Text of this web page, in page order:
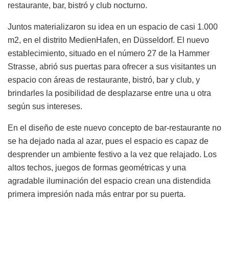
restaurante, bar, bistró y club nocturno.
Juntos materializaron su idea en un espacio de casi 1.000
m2, en el distrito MedienHafen, en Düsseldorf. El nuevo
establecimiento, situado en el número 27 de la Hammer
Strasse, abrió sus puertas para ofrecer a sus visitantes un
espacio con áreas de restaurante, bistró, bar y club, y
brindarles la posibilidad de desplazarse entre una u otra
según sus intereses.
En el diseño de este nuevo concepto de bar-restaurante no
se ha dejado nada al azar, pues el espacio es capaz de
desprender un ambiente festivo a la vez que relajado. Los
altos techos, juegos de formas geométricas y una
agradable iluminación del espacio crean una distendida
primera impresión nada más entrar por su puerta.